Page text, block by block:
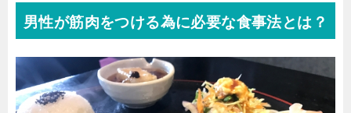
男性が筋肉をつける為に必要な食事法とは？